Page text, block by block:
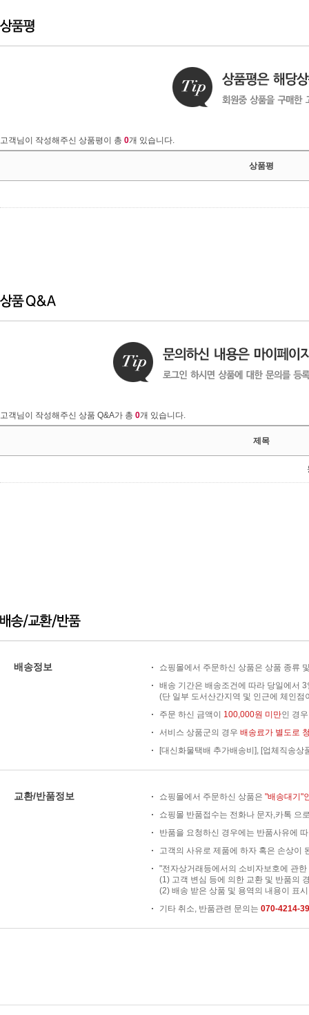
고객님이 작성해주신 상품평이 총 0개 있습니다.
상품평
고객님이 작성해주신 상품 Q&A가 총 0개 있습니다.
제목
배송정보
쇼핑몰에서 주문하신 상품은 상품 종류
배송 기간은 배송조건에 따라 당일에서
(단 일부 도서산간지역 및 인근에 체인
주문 하신 금액이 100,000원 미만인 경
서비스 상품군의 경우 배송료가 별도로
[대신화물택배 추가배송비], [업체직송상
교환/반품정보 쇼핑몰에서 주문하신 상품은 "배송대기"
쇼핑몰 반품접수는 전화나 문자,카톡 으
반품을 요청하신 경우에는 반품사유에
고객의 사유로 제품에 하자 혹은 손상이
"전자상거래등에서의 소비자보호에 관
(1) 고객 변심 등에 의한 교환 및 반품의
(2) 배송 받은 상품 및 용역의 내용이 표
기타 취소, 반품관련 문의는 070-4214-